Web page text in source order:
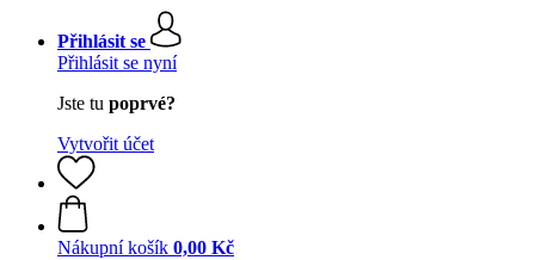
Přihlásit se
Přihlásit se nyní
Jste tu poprvé?
Vytvořit účet
Nákupní košík 0,00 Kč